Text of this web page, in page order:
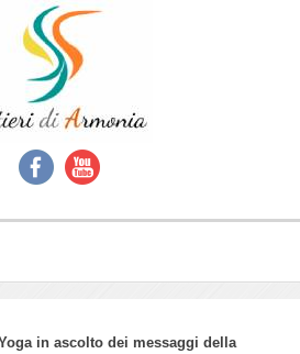
in ascolto dei messaggi della